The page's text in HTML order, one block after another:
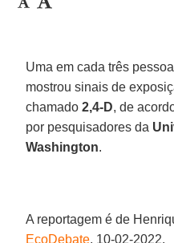
Uma em cada três
mostrou sinais de
chamado 2,4-D, de
por pesquisadores da
Washington.
A reportagem é de
EcoDebate, 10-02-2022.